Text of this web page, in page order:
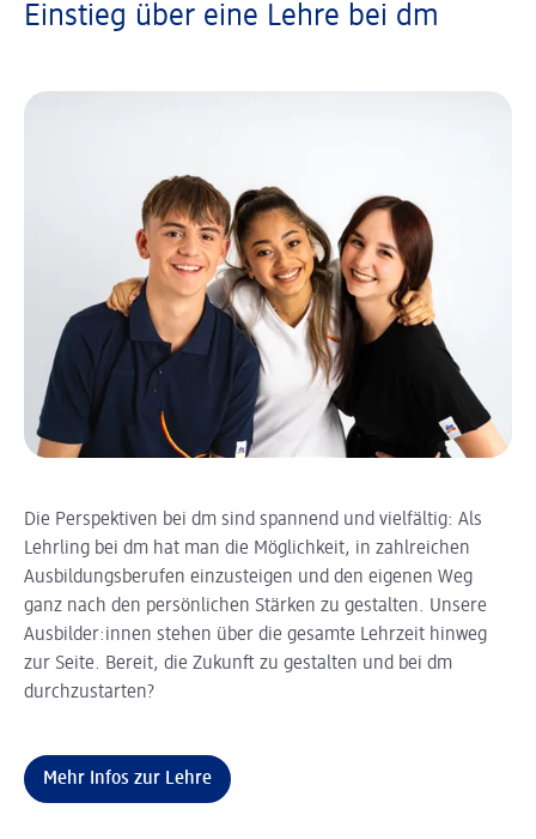
Einstieg über eine Lehre bei dm
Die Perspektiven bei dm sind spannend und vielfältig: Als
Lehrling bei dm hat man die Möglichkeit, in zahlreichen
Ausbildungsberufen einzusteigen und den eigenen Weg
ganz nach den persönlichen Stärken zu gestalten. Unsere
Ausbilder:innen stehen über die gesamte Lehrzeit hinweg
zur Seite. Bereit, die Zukunft zu gestalten und bei dm
durchzustarten?
Mehr Infos zur Lehre